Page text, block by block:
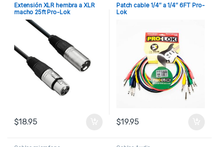
Extensión XLR hembra a XLR
macho 25ft Pro-Lok
$18.95
Patch cable 1/4″ a 1/4″ 6FT Pro-
Lok
$19.95